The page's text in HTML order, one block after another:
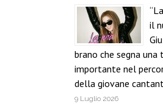
il
brano che segna una
importante nel
della giovane
9 Luglio 2026